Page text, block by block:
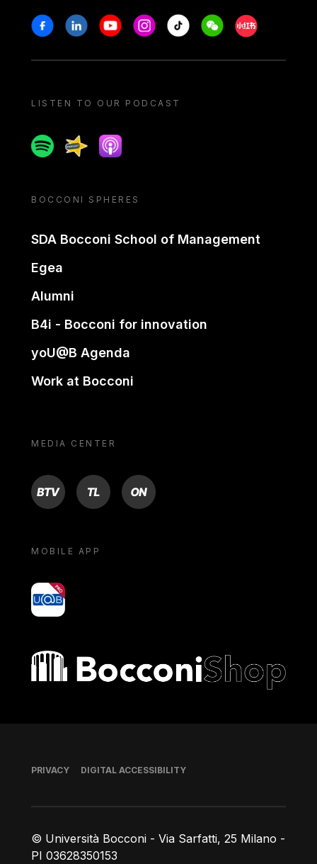
Stay in touch
FacebookLinkedinYoutubeInstagram
Tiktok WeechatXiaohongshu/
LISTEN TO OUR PODCAST
SpotifySpreakerApple podcast
BOCCONI SPHERES
SDA Bocconi School of Management
Egea
Alumni
B4i - Bocconi for innovation
yoU@B Agenda
Work at Bocconi
MEDIA CENTER
BTV TL ON
MOBILE APP
yoU@B
Bocconi shop
© Università Bocconi - Via Sarfatti, 25 Milano -
PI 03628350153
Footer
PRIVACY DIGITAL ACCESSIBILITY